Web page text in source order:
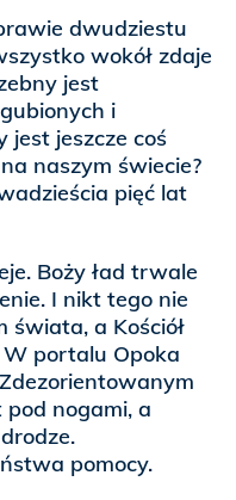
dwudziestu
wokół zdaje
jest
i
jest jeszcze coś
naszym świecie?
pięć lat
Boży ład trwale
I nikt tego nie
świata, a Kościół
portalu Opoka
nogami, a
pomocy.